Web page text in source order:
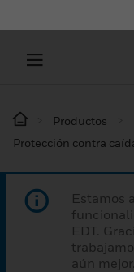
Productos
Protección contra
Estamos
EDT.
aún mejor.